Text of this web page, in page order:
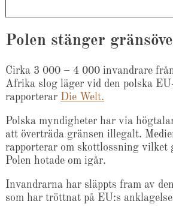
Polen stänger
Cirka 3 000 – 4 000 invandrare
Afrika slog läger vid den polska
rapporterar Die Welt.
Polska myndigheter har via
att överträda gränsen illegalt.
rapporterar om skottlossning vilket
Polen hotade om igår.
Invandrarna har släppts fram av
som har tröttnat på EU:s